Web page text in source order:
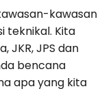
kawasan
teknikal. Kita
JKR, JPS dan
bencana
apa yang kita